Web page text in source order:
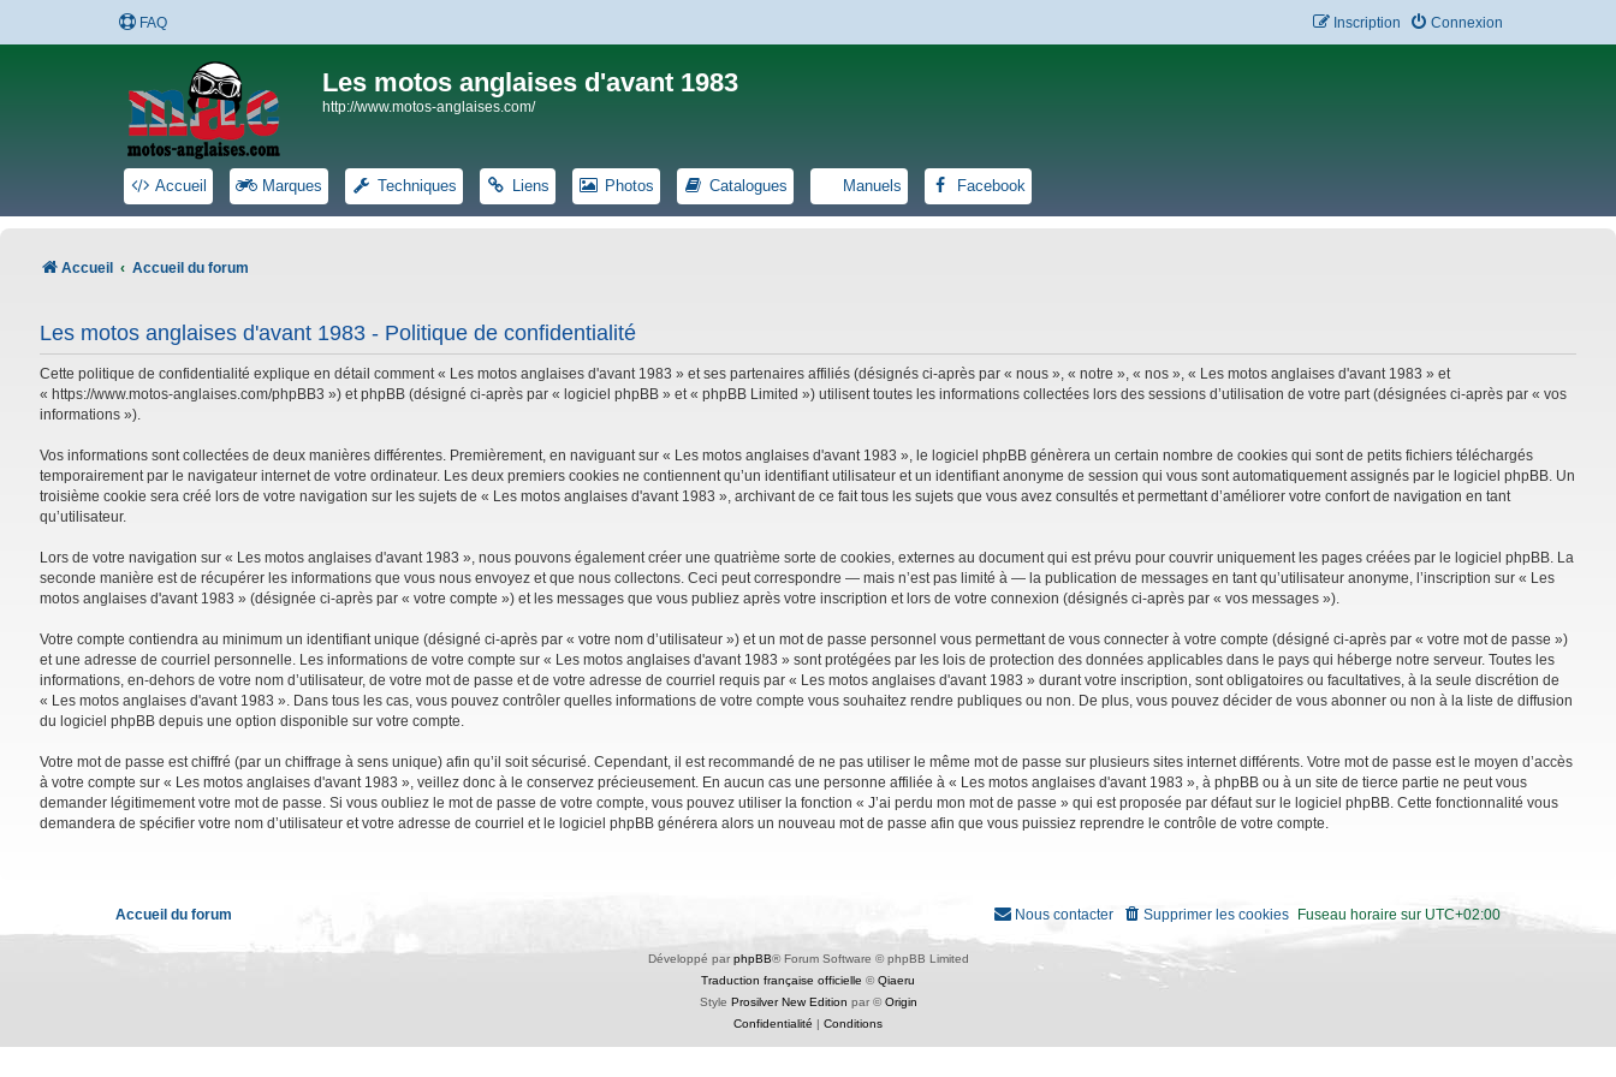
FAQ Connexion
Inscription
Les motos anglaises d'avant 1983
http://www.motos-anglaises.com/
Accueil Marques Techniques Liens Photos Catalogues Manuels Facebook
Accueil Accueil du forum
Les motos anglaises d'avant 1983 - Politique de confidentialité
Cette politique de confidentialité explique en détail comment « Les motos anglaises d'avant 1983 » et ses partenaires affiliés (désignés ci-après par « nous », « notre », « nos », « Les motos anglaises d'avant 1983 » et
« https://www.motos-anglaises.com/phpBB3 ») et phpBB (désigné ci-après par « logiciel phpBB » et « phpBB Limited ») utilisent toutes les informations collectées lors des sessions d’utilisation de votre part (désignées ci-après par « vos
informations »).
Vos informations sont collectées de deux manières différentes. Premièrement, en naviguant sur « Les motos anglaises d'avant 1983 », le logiciel phpBB génèrera un certain nombre de cookies qui sont de petits fichiers téléchargés
temporairement par le navigateur internet de votre ordinateur. Les deux premiers cookies ne contiennent qu’un identifiant utilisateur et un identifiant anonyme de session qui vous sont automatiquement assignés par le logiciel phpBB. Un
troisième cookie sera créé lors de votre navigation sur les sujets de « Les motos anglaises d'avant 1983 », archivant de ce fait tous les sujets que vous avez consultés et permettant d’améliorer votre confort de navigation en tant
qu’utilisateur.
Lors de votre navigation sur « Les motos anglaises d'avant 1983 », nous pouvons également créer une quatrième sorte de cookies, externes au document qui est prévu pour couvrir uniquement les pages créées par le logiciel phpBB. La
seconde manière est de récupérer les informations que vous nous envoyez et que nous collectons. Ceci peut correspondre — mais n’est pas limité à — la publication de messages en tant qu’utilisateur anonyme, l’inscription sur « Les
motos anglaises d'avant 1983 » (désignée ci-après par « votre compte ») et les messages que vous publiez après votre inscription et lors de votre connexion (désignés ci-après par « vos messages »).
Votre compte contiendra au minimum un identifiant unique (désigné ci-après par « votre nom d’utilisateur ») et un mot de passe personnel vous permettant de vous connecter à votre compte (désigné ci-après par « votre mot de passe »)
et une adresse de courriel personnelle. Les informations de votre compte sur « Les motos anglaises d'avant 1983 » sont protégées par les lois de protection des données applicables dans le pays qui héberge notre serveur. Toutes les
informations, en-dehors de votre nom d’utilisateur, de votre mot de passe et de votre adresse de courriel requis par « Les motos anglaises d'avant 1983 » durant votre inscription, sont obligatoires ou facultatives, à la seule discrétion de
« Les motos anglaises d'avant 1983 ». Dans tous les cas, vous pouvez contrôler quelles informations de votre compte vous souhaitez rendre publiques ou non. De plus, vous pouvez décider de vous abonner ou non à la liste de diffusion
du logiciel phpBB depuis une option disponible sur votre compte.
Votre mot de passe est chiffré (par un chiffrage à sens unique) afin qu’il soit sécurisé. Cependant, il est recommandé de ne pas utiliser le même mot de passe sur plusieurs sites internet différents. Votre mot de passe est le moyen d’accès
à votre compte sur « Les motos anglaises d'avant 1983 », veillez donc à le conservez précieusement. En aucun cas une personne affiliée à « Les motos anglaises d'avant 1983 », à phpBB ou à un site de tierce partie ne peut vous
demander légitimement votre mot de passe. Si vous oubliez le mot de passe de votre compte, vous pouvez utiliser la fonction « J’ai perdu mon mot de passe » qui est proposée par défaut sur le logiciel phpBB. Cette fonctionnalité vous
demandera de spécifier votre nom d’utilisateur et votre adresse de courriel et le logiciel phpBB générera alors un nouveau mot de passe afin que vous puissiez reprendre le contrôle de votre compte.
Accueil du forum Fuseau horaire sur UTC+02:00
Supprimer les cookies
Nous contacter
Développé par phpBB® Forum Software © phpBB Limited
Traduction française officielle ©Qiaeru
Style Prosilver New Edition par ©Origin
Confidentialité
Conditions